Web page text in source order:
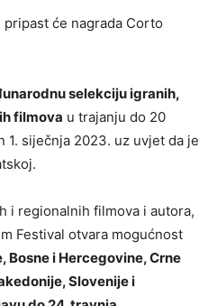
će nagrada Corto
selekciju igranih,
filmova u trajanju do 20
1. siječnja 2023. uz uvjet da je
i regionalnih filmova i autora,
Festival otvara mogućnost
Bosne i Hercegovine, Crne
Slovenije i